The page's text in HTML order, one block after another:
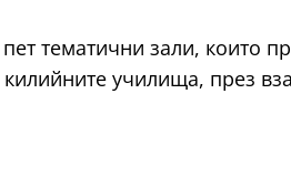
тематични зали, които
училища, през